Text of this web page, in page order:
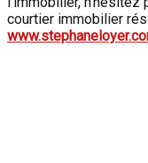
courtier immobilier